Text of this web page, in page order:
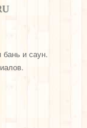
U
бань и саун.